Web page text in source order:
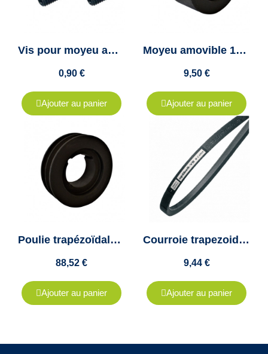
Vis pour moyeu amovible 1008 / 1108 - vis 1/4 sans tête
0,90 €
Ajouter au panier
Moyeu amovible 1210 diamètre 24mm - "Taper lock 1210" - Clavette 8x3.3mm
9,50 €
Ajouter au panier
Poulie trapézoïdale B, SPB, XPB - 2 Gorges - diamètre 315mm - moyeu amovible 2517
88,52 €
Ajouter au panier
Courroie trapezoidale lisse A31 1/2 13x800 Optibelt
9,44 €
Ajouter au panier